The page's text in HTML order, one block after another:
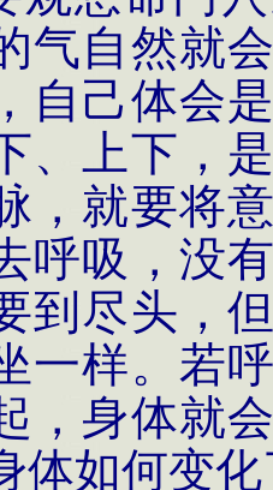
气自然就
自己体会
、上下，
，就要将
呼吸，没
到尽头，
一样。若
，身体就
体如何变